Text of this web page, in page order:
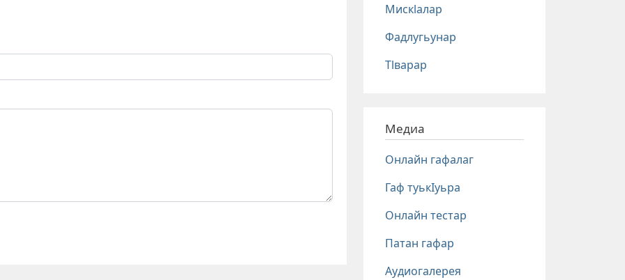
Мискlалар
Фадлугьунар
Тlварар
Медиа
Онлайн гафалаг
Гаф туькIуьра
Онлайн тестар
Патан гафар
Аудиогалерея